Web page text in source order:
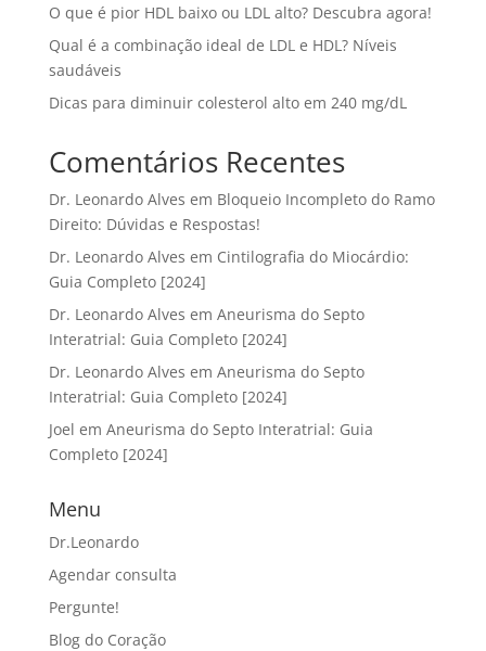
O que é pior HDL baixo ou LDL alto? Descubra agora!
Qual é a combinação ideal de LDL e HDL? Níveis
saudáveis
Dicas para diminuir colesterol alto em 240 mg/dL
Comentários Recentes
Dr. Leonardo Alves em Bloqueio Incompleto do Ramo
Direito: Dúvidas e Respostas!
Dr. Leonardo Alves em Cintilografia do Miocárdio:
Guia Completo [2024]
Dr. Leonardo Alves em Aneurisma do Septo
Interatrial: Guia Completo [2024]
Dr. Leonardo Alves em Aneurisma do Septo
Interatrial: Guia Completo [2024]
Joel em Aneurisma do Septo Interatrial: Guia
Completo [2024]
Menu
Dr.Leonardo
Agendar consulta
Pergunte!
Blog do Coração